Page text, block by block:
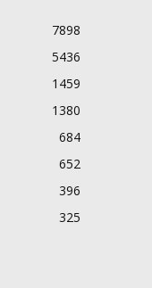
7898
5436
1459
1380
684
652
396
325